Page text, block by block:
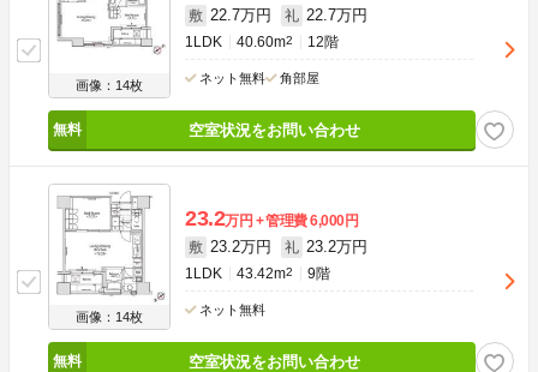
画像：14枚
敷 22.7万円 礼 22.7万円
1LDK 40.60m2 12階
ネット無料 角部屋
空室状況をお問い合わせ
画像：14枚
23.2万円 管理費6,000円
敷 23.2万円 礼 23.2万円
1LDK 43.42m2 9階
ネット無料
空室状況をお問い合わせ